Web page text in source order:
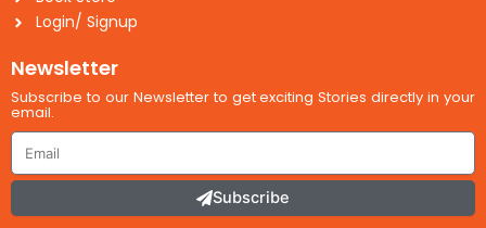
Login/ Signup
Newsletter
Subscribe to our Newsletter to get exciting Stories directly in your
email.
Email
Subscribe